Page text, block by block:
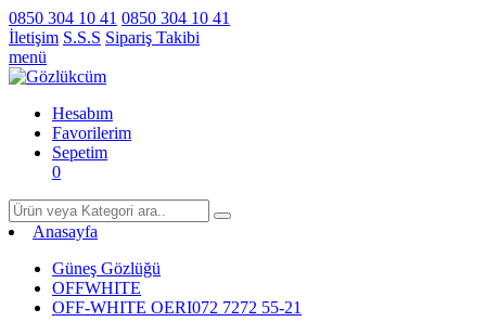
0850 304 10 41 0850 304 10 41
İletişim S.S.S Sipariş Takibi
menü
Hesabım
Favorilerim
Sepetim
0
Anasayfa
Güneş Gözlüğü
OFFWHITE
OFF-WHITE OERI072 7272 55-21